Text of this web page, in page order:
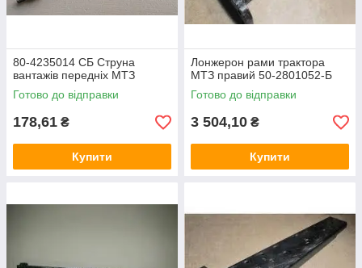
80-4235014 СБ Струна
вантажів передніх МТЗ
Готово до відправки
178,61 ₴
Купити
Лонжерон рами трактора
МТЗ правий 50-2801052-Б
Готово до відправки
3 504,10 ₴
Купити